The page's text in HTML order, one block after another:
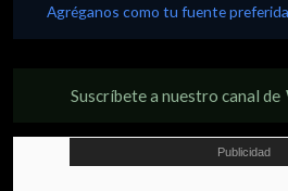
Agréganos como tu fuente
Suscríbete a nuestro canal de